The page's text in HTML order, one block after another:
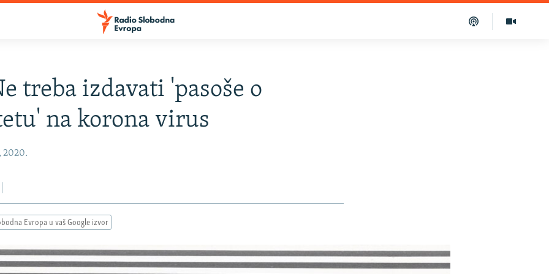
treba izdavati 'pasoše o
na korona virus
2020.
Evropa u vaš Google izvor